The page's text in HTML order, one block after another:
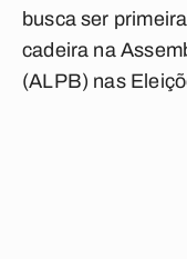
busca ser
cadeira na
(ALPB) nas